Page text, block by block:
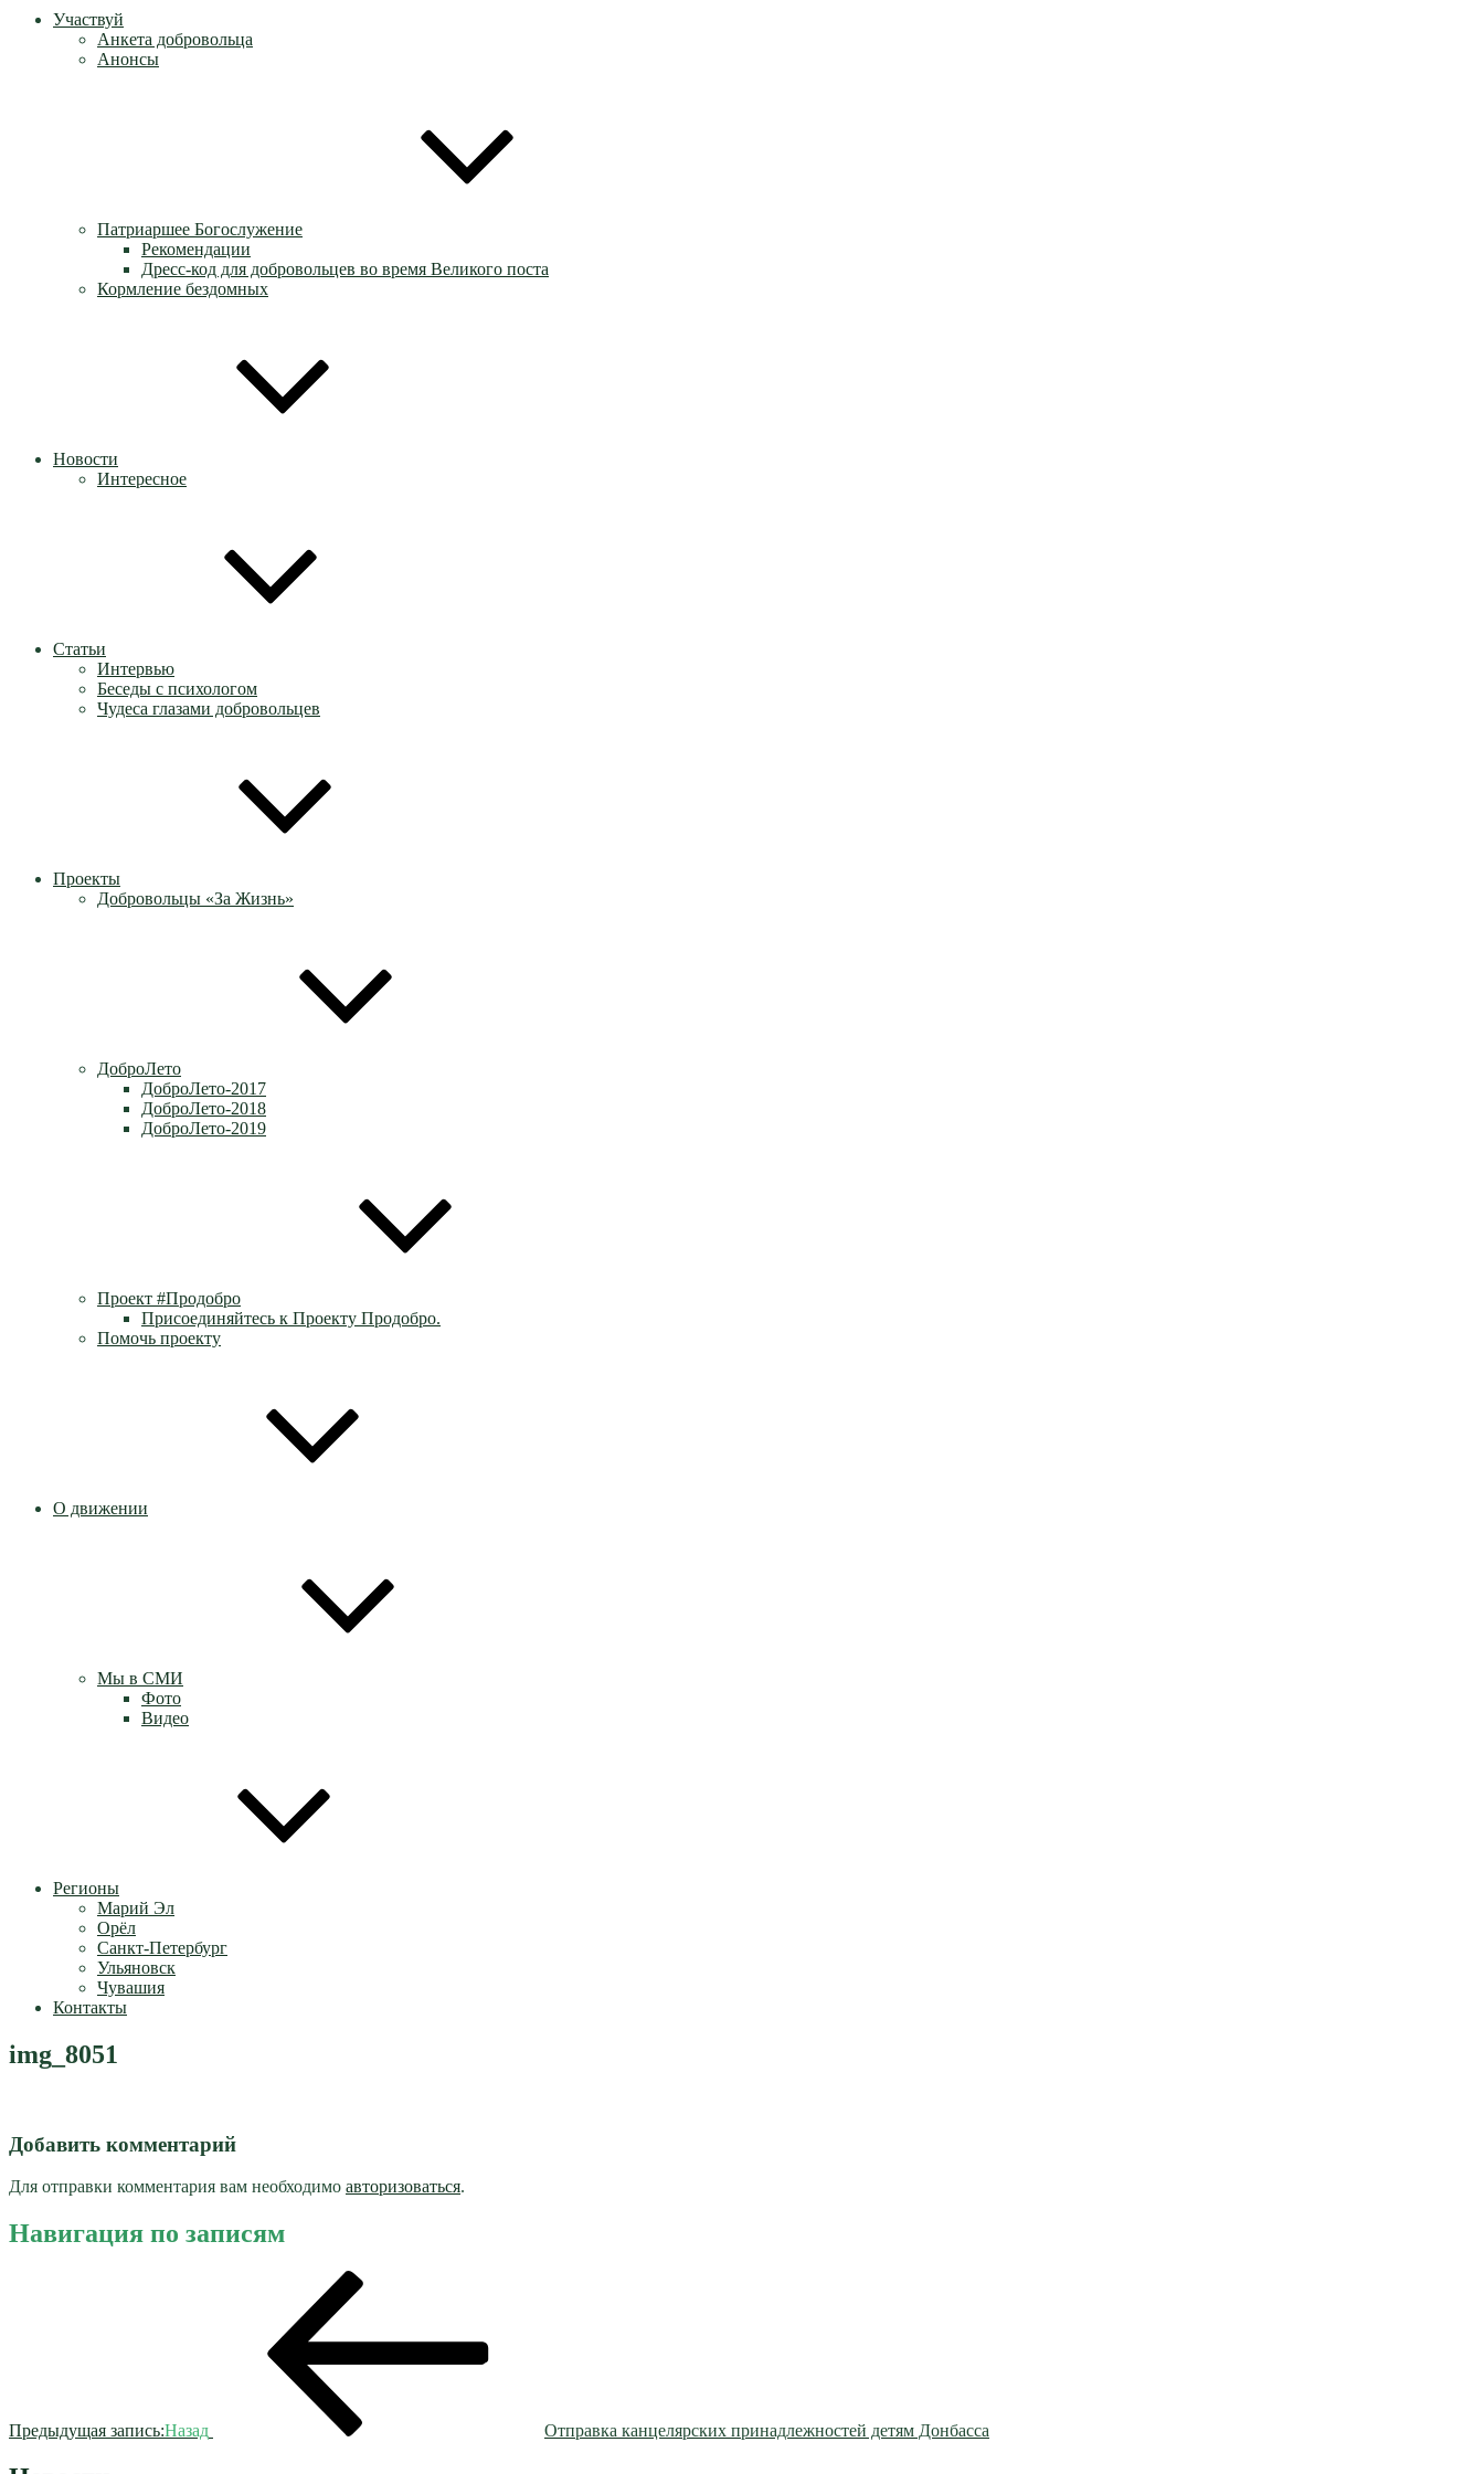
Участвуй
Анкета добровольца
Анонсы
Патриаршее Богослужение
Рекомендации
Дресс-код для добровольцев во время Великого поста
Кормление бездомных
Новости
Интересное
Статьи
Интервью
Беседы с психологом
Чудеса глазами добровольцев
Проекты
Добровольцы «За Жизнь»
ДоброЛето
ДоброЛето-2017
ДоброЛето-2018
ДоброЛето-2019
Проект #Продобро
Присоединяйтесь к Проекту Продобро.
Помочь проекту
О движении
Мы в СМИ
Фото
Видео
Регионы
Марий Эл
Орёл
Санкт-Петербург
Ульяновск
Чувашия
Контакты
img_8051
Добавить комментарий
Для отправки комментария вам необходимо авторизоваться.
Навигация по записям
Предыдущая запись:Назад Отправка канцелярских принадлежностей детям Донбасса